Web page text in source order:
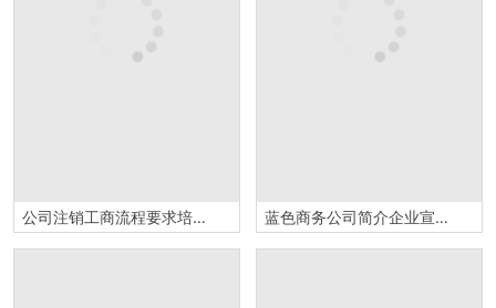
公司注销工商流程要求培训法人变更流程计划总结PPT模板 蓝色商务公司简介企业宣传PPT模板